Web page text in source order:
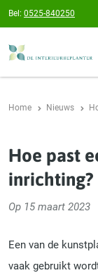
Bel: 0525-840250
Home Nieuws
Hoe past
inrichting?
Op 15 maart 2023
Een van de
vaak gebruikt